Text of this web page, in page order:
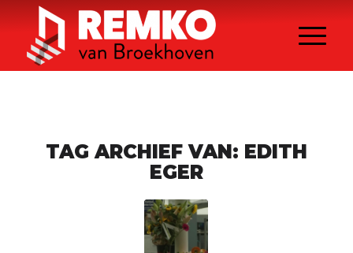
TAG ARCHIEF VAN: EDITH
EGER